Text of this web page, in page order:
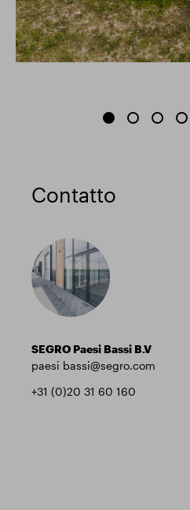
Contatto
SEGRO Paesi Bassi B.V
paesi bassi@segro.com
+31 (0)20 31 60 160